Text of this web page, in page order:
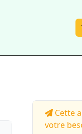
Cette
votre